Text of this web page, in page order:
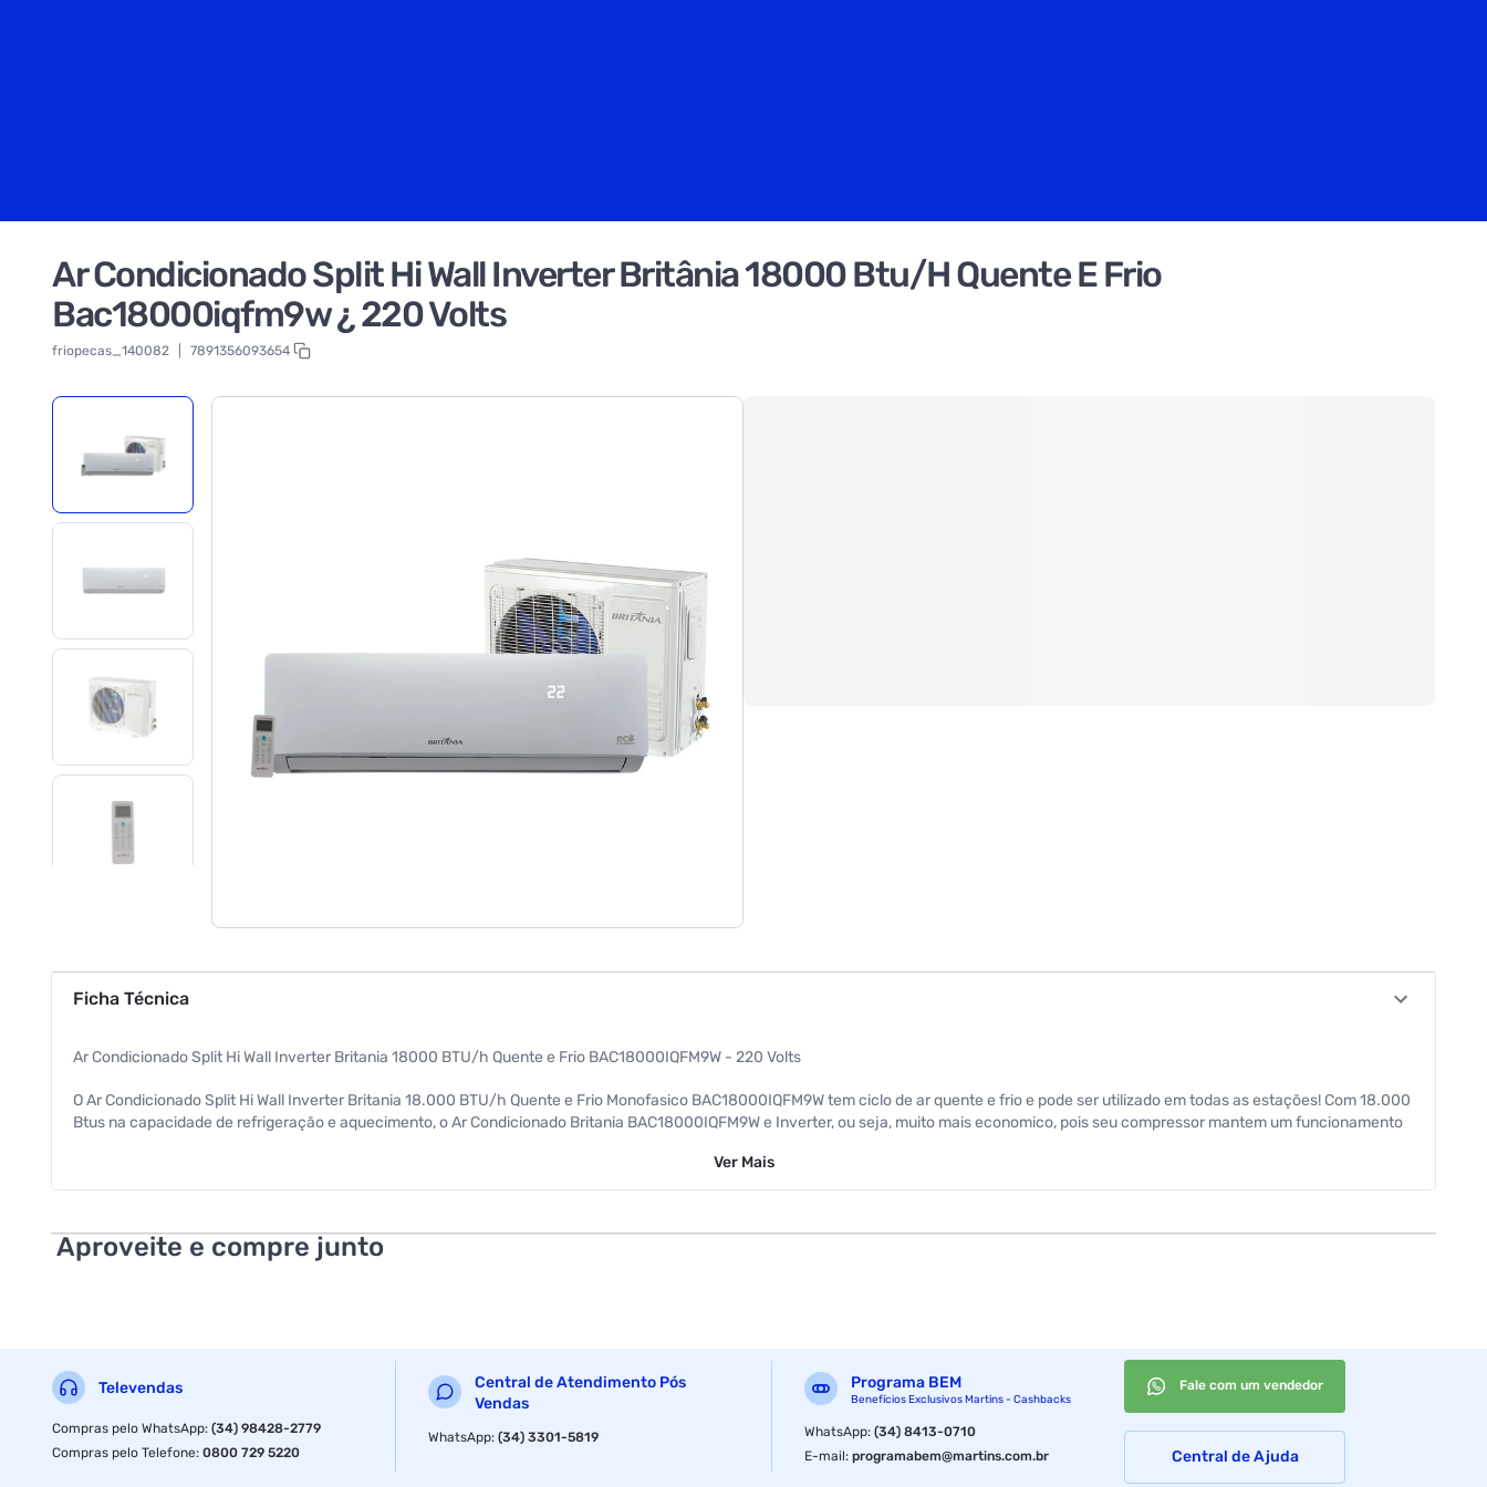
Ar Condicionado Split Hi Wall Inverter Britânia 18000 Btu/H Quente E Frio
Bac18000iqfm9w ¿ 220 Volts
friopecas_140082 7891356093654
Ficha Técnica
Ar Condicionado Split Hi Wall Inverter Britania 18000 BTU/h Quente e Frio BAC18000IQFM9W - 220 Volts
O Ar Condicionado Split Hi Wall Inverter Britania 18.000 BTU/h Quente e Frio Monofasico BAC18000IQFM9W tem ciclo de ar quente e frio e pode ser utilizado em todas as estações! Com 18.000
Btus na capacidade de refrigeração e aquecimento, o Ar Condicionado Britania BAC18000IQFM9W e Inverter, ou seja, muito mais economico, pois seu compressor mantem um funcionamento
combinar as Funções e os Modos de Operação disponiveis do jeito que você mais gosta. Para maior segurança da saude da sua familia os filtros são removiveis e lavaveis.
mais proteção para você e sua familia ha tambem a possibilidade de instalação do Filtro Anti-virus BFA01 que filtra ate 99,8% dos virus e bacterias presentes no ar.
Pintura Anticorrosiva:
Aletas com pintura anticorrosiva que garante mais proteção e vida util.
Ver Mais
Aproveite e compre junto
Televendas
Compras pelo WhatsApp:(34) 98428-2779
Compras pelo Telefone:0800 729 5220
Central de Atendimento Pós
Vendas
WhatsApp:(34) 3301-5819
Programa BEM
Benefícios Exclusivos Martins - Cashbacks
WhatsApp:(34) 8413-0710
E-mail:programabem@martins.com.br
Fale com um vendedor
Central de Ajuda